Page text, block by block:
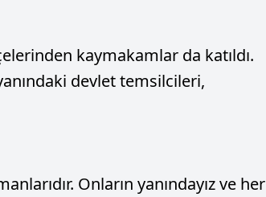
kaymakamlar da katıldı.
devlet temsilcileri,
Onların yanındayız ve her